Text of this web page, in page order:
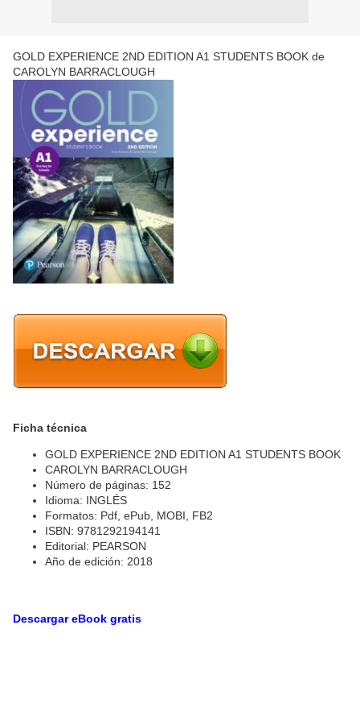
GOLD EXPERIENCE 2ND EDITION A1 STUDENTS BOOK de
CAROLYN BARRACLOUGH
Ficha técnica
GOLD EXPERIENCE 2ND EDITION A1 STUDENTS BOOK
CAROLYN BARRACLOUGH
Número de páginas: 152
Idioma: INGLÉS
Formatos: Pdf, ePub, MOBI, FB2
ISBN: 9781292194141
Editorial: PEARSON
Año de edición: 2018
Descargar eBook gratis